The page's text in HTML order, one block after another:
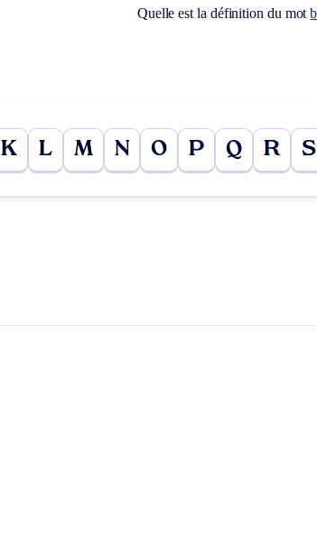
Quelle est la définition du mot
K L M N O P Q R S